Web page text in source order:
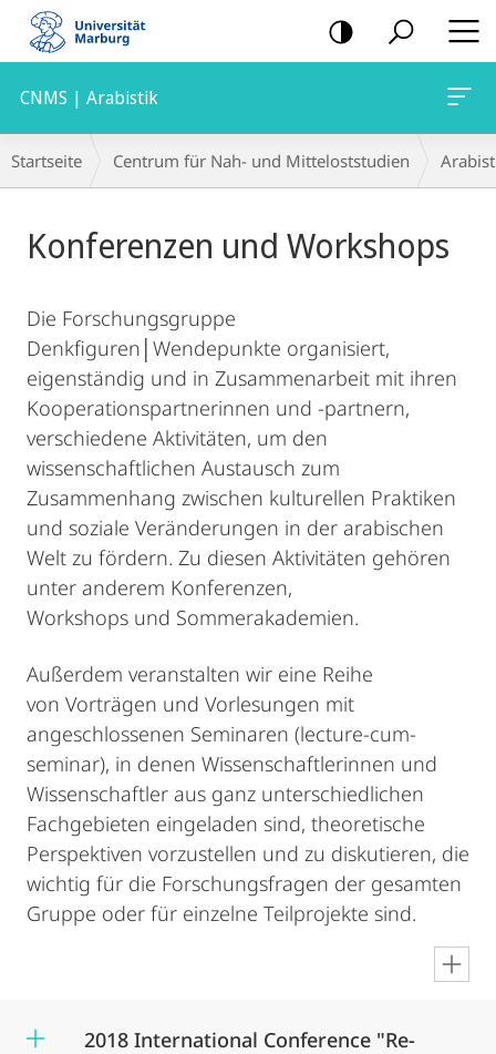
Mobile-
Navigation
CNMS | Arabistik
Breadcrumb-
Navigation
Startseite Centrum für Nah- und Mitteloststudien
Konferenzen und Workshops
Die Forschungsgruppe
Denkfiguren│Wendepunkte organisiert,
eigenständig und in Zusammenarbeit mit ihren
Kooperationspartnerinnen und -partnern,
verschiedene Aktivitäten, um den
wissenschaftlichen Austausch zum
Zusammenhang zwischen kulturellen Praktiken
und soziale Veränderungen in der arabischen
Welt zu fördern. Zu diesen Aktivitäten gehören
unter anderem Konferenzen,
Workshops und Sommerakademien.
Außerdem veranstalten wir eine Reihe
von Vorträgen und Vorlesungen mit
angeschlossenen Seminaren (lecture-cum-
seminar), in denen Wissenschaftlerinnen und
Wissenschaftler aus ganz unterschiedlichen
Fachgebieten eingeladen sind, theoretische
Perspektiven vorzustellen und zu diskutieren, die
wichtig für die Forschungsfragen der gesamten
Gruppe oder für einzelne Teilprojekte sind.
2018 International Conference "Re-